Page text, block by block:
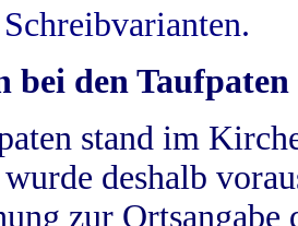
bei den Taufpaten
stand im
deshalb
zur